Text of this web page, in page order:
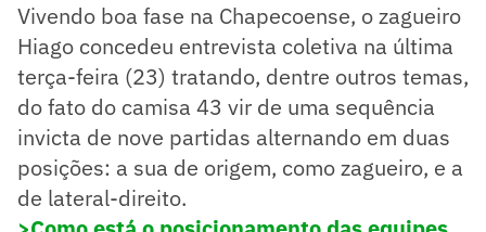
Vivendo boa fase na Chapecoense, o zagueiro
Hiago concedeu entrevista coletiva na última
terça-feira (23) tratando, dentre outros temas,
do fato do camisa 43 vir de uma sequência
invicta de nove partidas alternando em duas
posições: a sua de origem, como zagueiro, e a
de lateral-direito.